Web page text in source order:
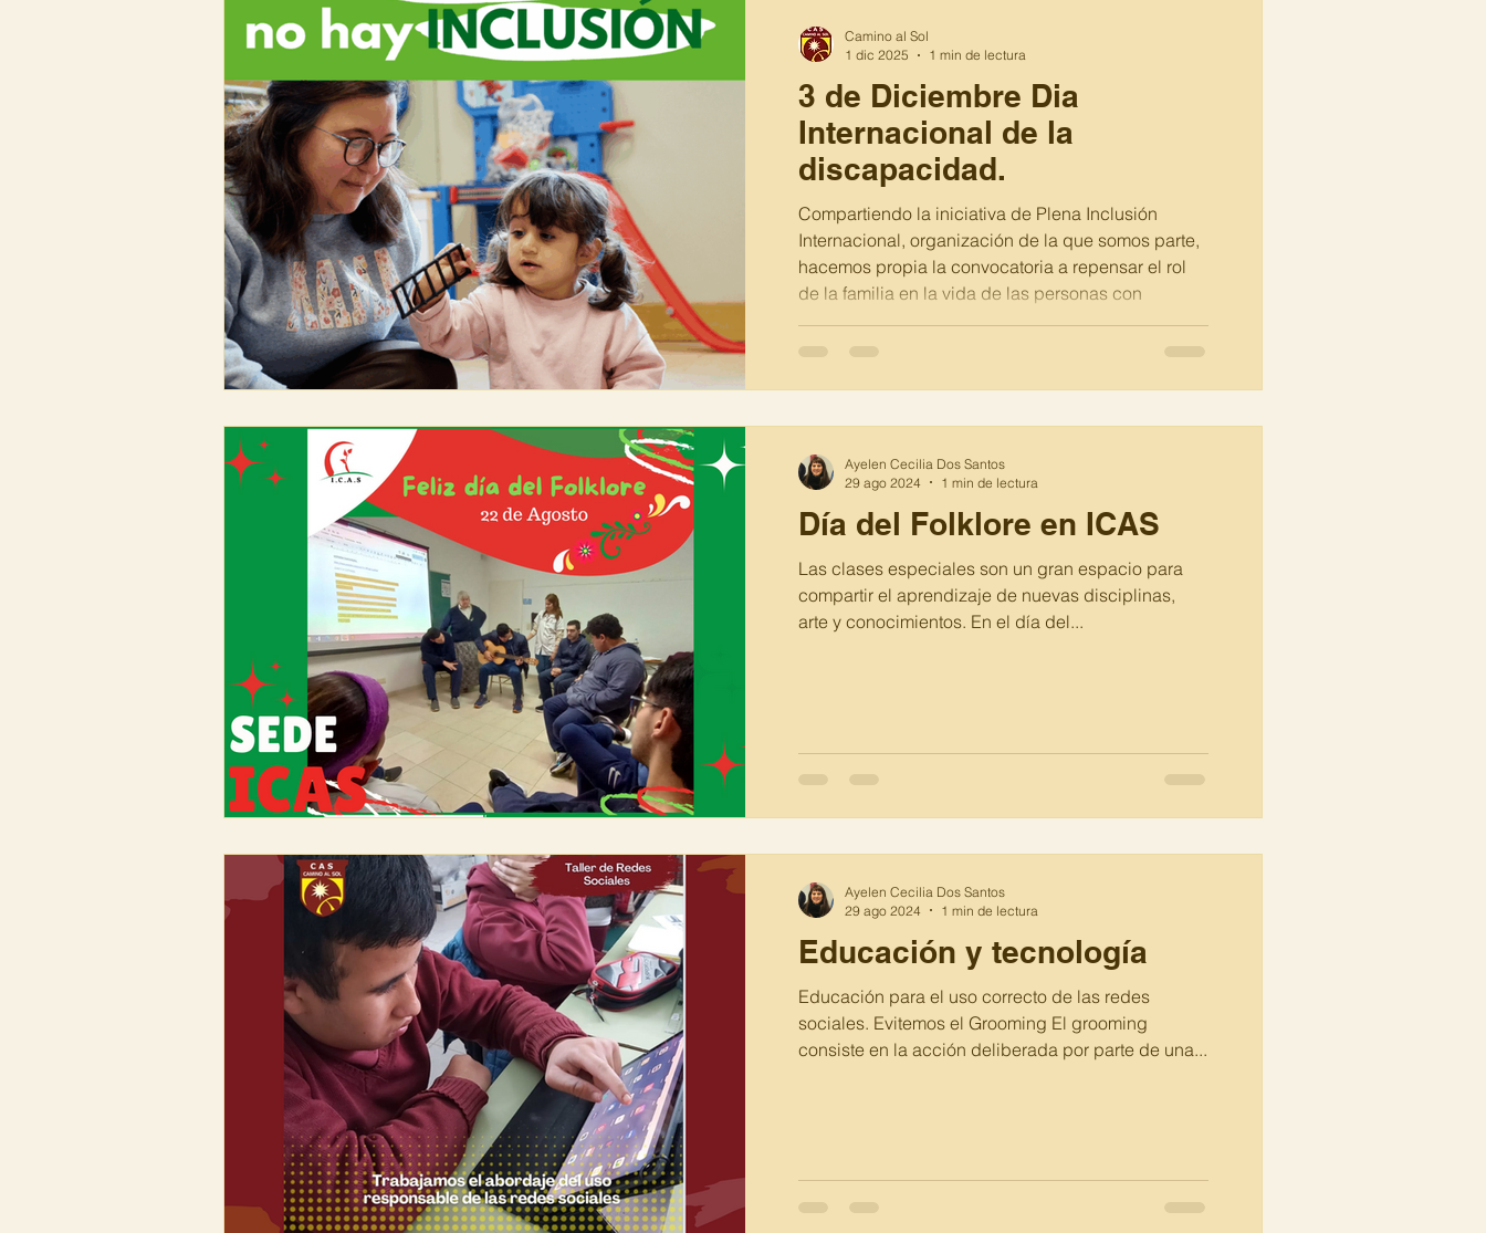
3 de Diciembre Dia
Internacional de la
discapacidad.
Compartiendo la iniciativa de Plena Inclusión
Internacional, organización de la que somos parte,
hacemos propia la convocatoria a repensar el rol
de la familia en la vida de las personas con
discapacidad. El objetivo de la campaña es
garantizar la calidad de vida y la inclusión de sus
hijos e hijas. #SinFamiliasNOhayInclusión.
https://www
Camino al Sol
1 dic 2025
1 min de lectura
Día del Folklore en ICAS
Las clases especiales son un gran espacio para
compartir el aprendizaje de nuevas disciplinas,
arte y conocimientos. En el día del...
Ayelen Cecilia Dos Santos
29 ago 2024
1 min de lectura
Educación y tecnología
Educación para el uso correcto de las redes
sociales. Evitemos el Grooming El grooming
consiste en la acción deliberada por parte de una...
Ayelen Cecilia Dos Santos
29 ago 2024
1 min de lectura